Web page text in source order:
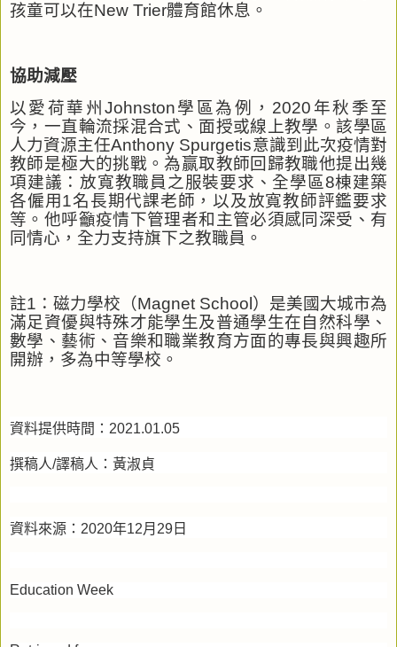
孩童可以在New Trier體育館休息。
協助減壓
以愛荷華州 Johnston學區為例， 2020 年秋季至
今，一直輪流採混合式、面授或線上教學。該學區
人力資源主任Anthony Spurgetis意識到此次疫情對
教師是極大的挑戰。為赢取教師回歸教職他提出幾
項建議：放寬教職員之服裝要求、全學區8棟建築
各僱用1名長期代課老師，以及放寬教師評鑑要求
等。他呼籲疫情下管理者和主管必須感同深受、有
同情心，全力支持旗下之教職員。
註1 ：磁力學校（Magnet School ）是美國大城市為
滿足資優與特殊才能學生及普通學生在自然科學、
數學、藝術、音樂和職業教育方面的專長與興趣所
開辦，多為中等學校。
資料提供時間： 2021.01.05
撰稿人/譯稿人：黃淑貞
資料來源： 2020年12月 29 日
Education Week